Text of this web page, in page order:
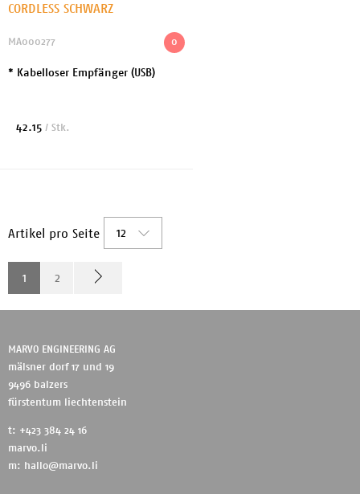
CORDLESS SCHWARZ
0
MA000277
* Kabelloser Empfänger (USB)
42.15 / Stk.
Artikel pro Seite 12
1 2
MARVO ENGINEERING AG
mälsner dorf 17 und 19
9496 balzers
fürstentum liechtenstein
t: +423 384 24 16
marvo.li
m:
hallo@marvo.li